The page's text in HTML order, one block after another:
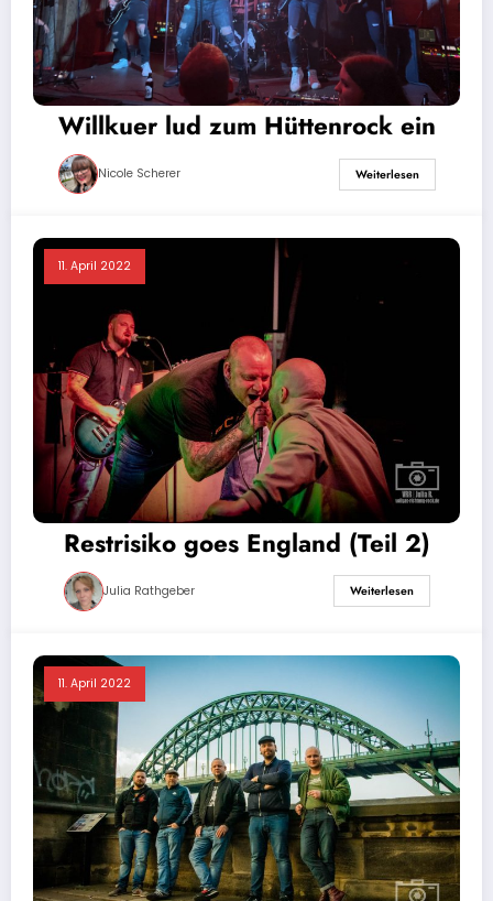
Willkuer lud zum Hüttenrock ein
Nicole Scherer Weiterlesen
11. April 2022
Restrisiko goes England (Teil 2)
Julia Rathgeber Weiterlesen
11. April 2022